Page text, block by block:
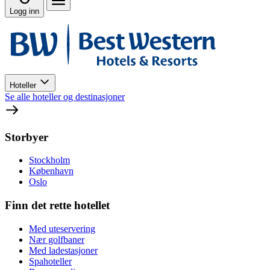
Logg inn
Hoteller
Se alle hoteller og destinasjoner
Storbyer
Stockholm
København
Oslo
Finn det rette hotellet
Med uteservering
Nær golfbaner
Med ladestasjoner
Spahoteller